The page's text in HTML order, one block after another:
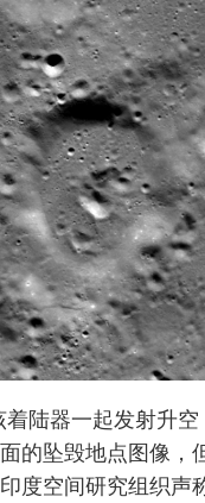
陆器一起发射升
的坠毁地点图像
度空间研究组织